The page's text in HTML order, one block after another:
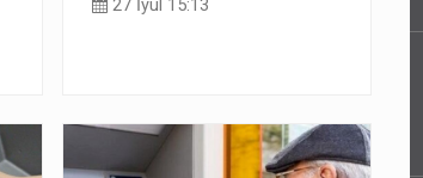
27 İyul 15:13